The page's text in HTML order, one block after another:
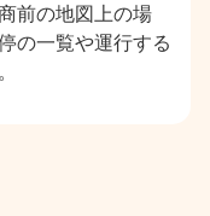
前の地図上の場
の一覧や運行する